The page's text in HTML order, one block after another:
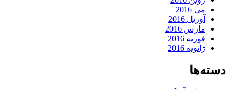
می 2016
آوریل 2016
مارس 2016
فوریه 2016
ژانویه 2016
دسته‌ها